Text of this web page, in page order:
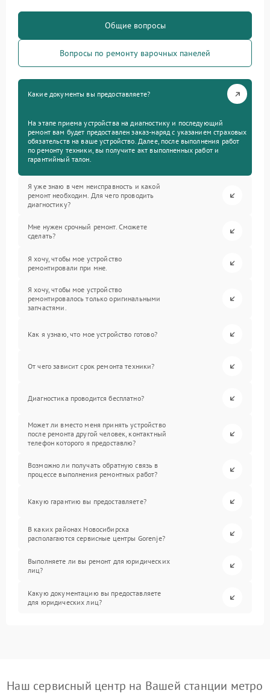
Общие вопросы
Вопросы по ремонту варочных панелей
Какие документы вы предоставляете?
На этапе приема устройства на диагностику и последующий
ремонт вам будет предоставлен заказ-наряд с указанием страховых
обязательств на ваше устройство. Далее, после выполнения работ
по ремонту техники, вы получите акт выполненных работ и
гарантийный талон.
Я уже знаю в чем неисправность и какой
ремонт необходим. Для чего проводить
диагностику?
Мне нужен срочный ремонт. Сможете
сделать?
Я хочу, чтобы мое устройство
ремонтировали при мне.
Я хочу, чтобы мое устройство
ремонтировалось только оригинальными
запчастями.
Как я узнаю, что мое устройство готово?
От чего зависит срок ремонта техники?
Диагностика проводится бесплатно?
Может ли вместо меня принять устройство
после ремонта другой человек, контактный
телефон которого я предоставлю?
Возможно ли получать обратную связь в
процессе выполнения ремонтных работ?
Какую гарантию вы предоставляете?
В каких районах Новосибирска
располагаются сервисные центры Gorenje?
Выполняете ли вы ремонт для юридических
лиц?
Какую документацию вы предоставляете
для юридических лиц?
Наш сервисный центр на Вашей станции метро